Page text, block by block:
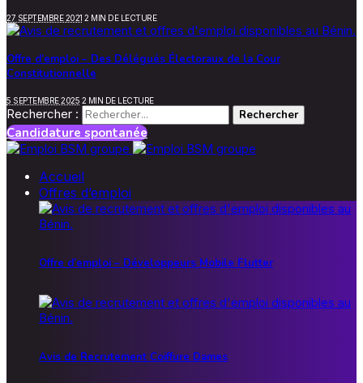
27 SEPTEMBRE 2021 2 MIN DE LECTURE
Offre d’emploi – Des Délégués Électoraux de la Cour
Constitutionnelle
5 SEPTEMBRE 2025 2 MIN DE LECTURE
Rechercher :
Candidature spontanée
Accueil
Offres d’emploi
Offre d’emploi – Développeurs Mobile Flutter
Avis de Recrutement Coiffure Dames